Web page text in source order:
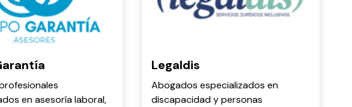
en asesoría laboral,
Legaldis
Abogados especializados en
discapacidad y personas